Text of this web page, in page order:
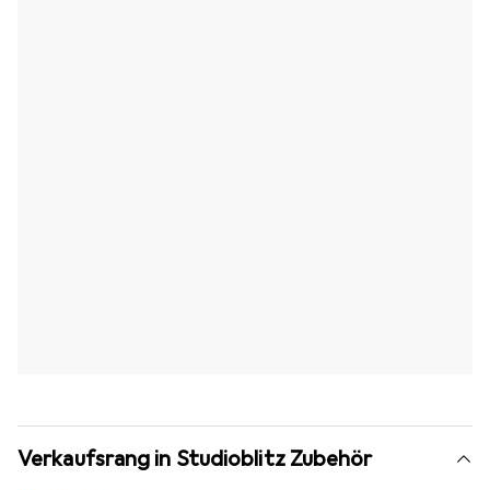
Verkaufsrang in Studioblitz Zubehör